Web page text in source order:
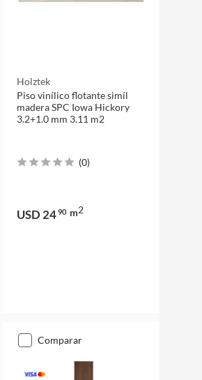
Holztek
Piso vinílico flotante simíl
madera SPC Iowa Hickory
3.2+1.0 mm 3.11 m2
(0)
USD 2490 m2
comparar